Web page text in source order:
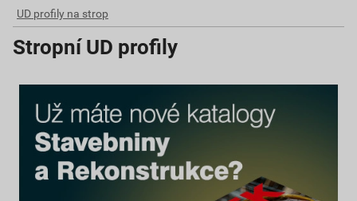
UD profily na strop
Stropní UD profily